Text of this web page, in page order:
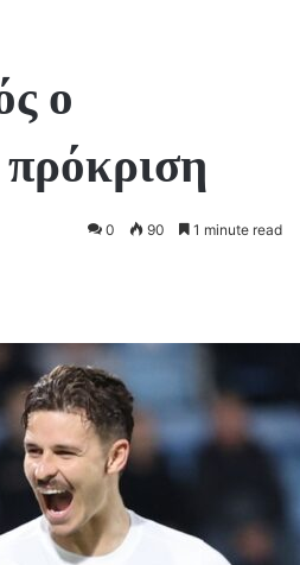
ο
0 90 1 minute read